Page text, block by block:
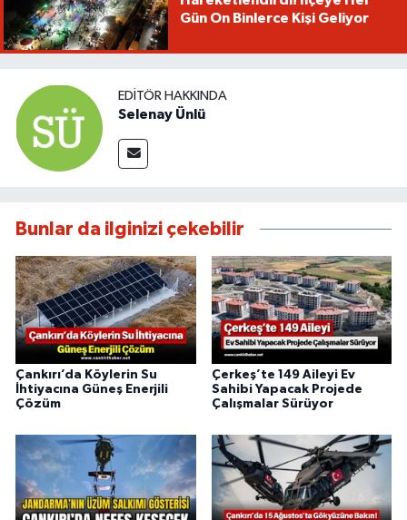
Gün On Binlerce Kişi Geliyor
EDITÖR HAKKINDA
Selenay Ünlü
Bunlar da ilginizi çekebilir
Çankırı’da Köylerin Su
İhtiyacına Güneş Enerjili
Çözüm
Çerkeş’te 149 Aileyi Ev
Sahibi Yapacak Projede
Çalışmalar Sürüyor